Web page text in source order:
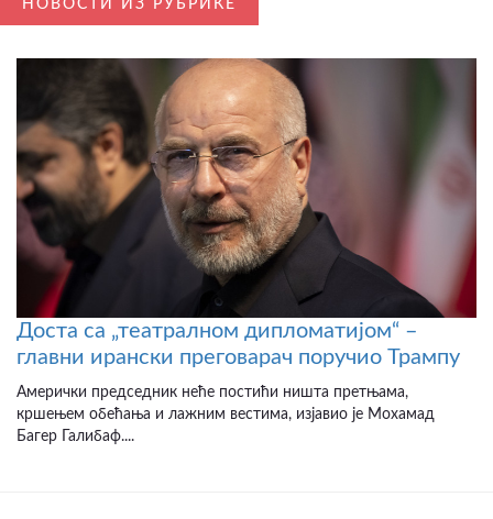
НОВОСТИ ИЗ РУБРИКЕ
Доста са „театралном дипломатијом“ –
главни ирански преговарач поручио Трампу
Амерички председник неће постићи ништа претњама,
кршењем обећања и лажним вестима, изјавио је Мохамад
Багер Галибаф....